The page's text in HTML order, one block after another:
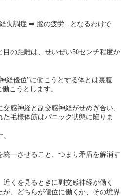
失調症 ➡ 脳の疲労...となるわけで
の距離は、せいぜい50センチ程度か
経優位”に働こうとする体とは裏腹
こうとします。
感神経と副交感神経がせめぎ合い、
た毛様体筋はパニック状態に陥りま
一させること、つまり矛盾を解消す
くを見るときに副交感神経が働く
が、どちらが優位に働くか、その境界